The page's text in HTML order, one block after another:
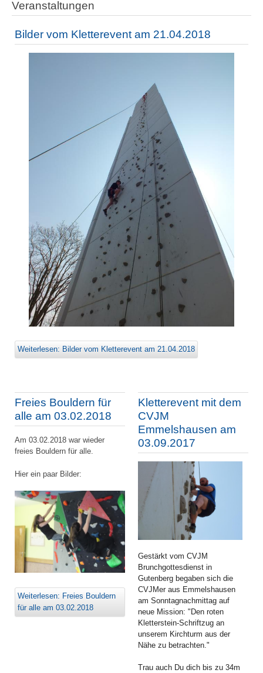
Veranstaltungen
Bilder vom Kletterevent am 21.04.2018
Weiterlesen: Bilder vom Kletterevent am 21.04.2018
Freies Bouldern für
alle am 03.02.2018
Am 03.02.2018 war wieder
freies Bouldern für alle.
Hier ein paar Bilder:
Weiterlesen: Freies Bouldern
für alle am 03.02.2018
Kletterevent mit dem
CVJM
Emmelshausen am
03.09.2017
Gestärkt vom CVJM
Brunchgottesdienst in
Gutenberg begaben sich die
CVJMer aus Emmelshausen
am Sonntagnachmittag auf
neue Mission: "Den roten
Kletterstein-Schriftzug an
unserem Kirchturm aus der
Nähe zu betrachten."
Trau auch Du dich bis zu 34m